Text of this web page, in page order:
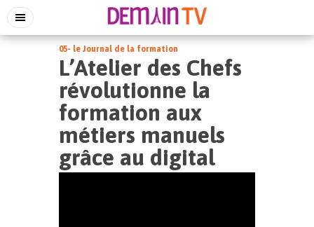
05- le Journal de la formation
L’Atelier des Chefs
révolutionne la
formation aux
métiers manuels
grâce au digital